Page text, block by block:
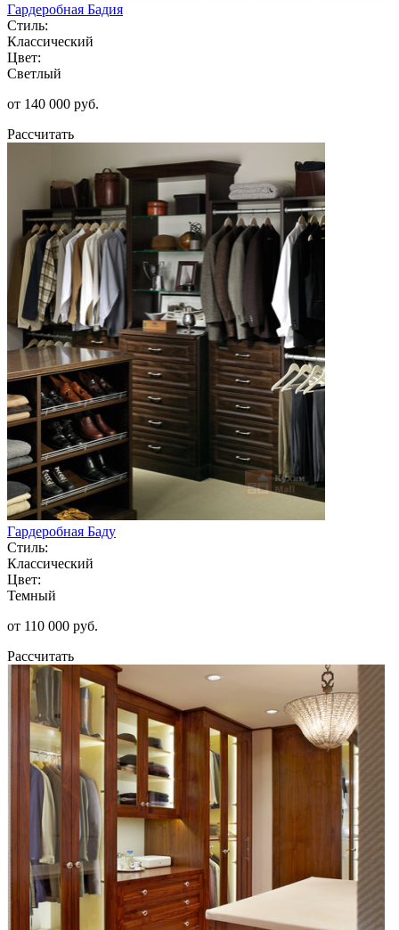
Гардеробная Бадия
Стиль:
Классический
Цвет:
Светлый
от 140 000 руб.
Рассчитать
Гардеробная Баду
Стиль:
Классический
Цвет:
Темный
от 110 000 руб.
Рассчитать